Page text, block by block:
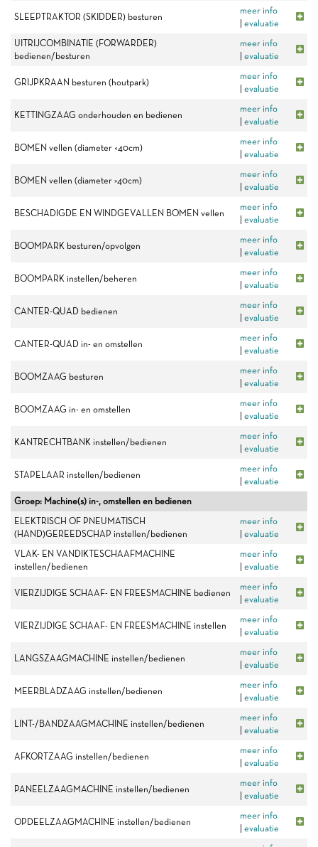
SLEEPTRAKTOR (SKIDDER) besturen
meer info
evaluatie
UITRIJCOMBINATIE (FORWARDER)
bedienen/besturen
meer info
evaluatie
GRIJPKRAAN besturen (houtpark)
meer info
evaluatie
KETTINGZAAG onderhouden en bedienen
meer info
evaluatie
BOMEN vellen (diameter <40cm)
meer info
evaluatie
BOMEN vellen (diameter >40cm)
meer info
evaluatie
BESCHADIGDE EN WINDGEVALLEN BOMEN vellen
meer info
evaluatie
BOOMPARK besturen/opvolgen
meer info
evaluatie
BOOMPARK instellen/beheren
meer info
evaluatie
CANTER-QUAD bedienen
meer info
evaluatie
CANTER-QUAD in- en omstellen
meer info
evaluatie
BOOMZAAG besturen
meer info
evaluatie
BOOMZAAG in- en omstellen
meer info
evaluatie
KANTRECHTBANK instellen/bedienen
meer info
evaluatie
STAPELAAR instellen/bedienen
meer info
evaluatie
Groep: Machine(s) in-, omstellen en bedienen
ELEKTRISCH OF PNEUMATISCH
(HAND)GEREEDSCHAP instellen/bedienen
meer info
evaluatie
VLAK- EN VANDIKTESCHAAFMACHINE
instellen/bedienen
meer info
evaluatie
VIERZIJDIGE SCHAAF- EN FREESMACHINE bedienen
meer info
evaluatie
VIERZIJDIGE SCHAAF- EN FREESMACHINE instellen
meer info
evaluatie
LANGSZAAGMACHINE instellen/bedienen
meer info
evaluatie
MEERBLADZAAG instellen/bedienen
meer info
evaluatie
LINT-/BANDZAAGMACHINE instellen/bedienen
meer info
evaluatie
AFKORTZAAG instellen/bedienen
meer info
evaluatie
PANEELZAAGMACHINE instellen/bedienen
meer info
evaluatie
OPDEELZAAGMACHINE instellen/bedienen
meer info
evaluatie